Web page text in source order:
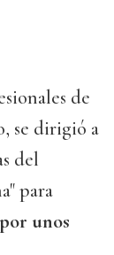
de
se dirigió a
del
para
unos